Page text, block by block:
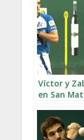
Víctor y
en San